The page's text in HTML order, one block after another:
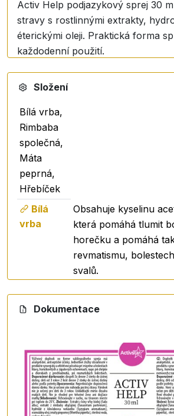
Activ Help podjazykový sprej 30
stravy s rostlinnými extrakty,
éterickými oleji. Praktická forma
každodenní použití.
Složení
Bílá vrba,
Rimbaba
společná,
Máta
peprná,
Hřebíček
Bílá
vrba
Obsahuje kyselinu
která pomáhá tlumit
horečku a pomáhá
revmatismu,
svalů.
Rimbaba
Tradičně je spojován
občasných bolestí
spojených s hlavou.
Máta
peprná
Má antiseptické
protizánětlivé účinky
Zlepšuje trávení,
Dokumentace